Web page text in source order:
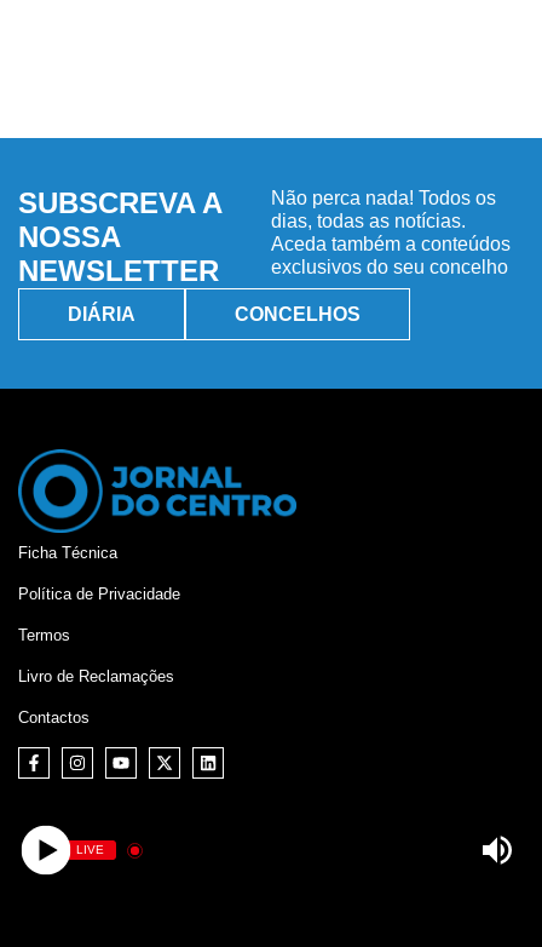
SUBSCREVA A
NOSSA
NEWSLETTER
Não perca nada! Todos os
dias, todas as notícias.
Aceda também a conteúdos
exclusivos do seu concelho
DIÁRIA CONCELHOS
Ficha Técnica
Política de Privacidade
Termos
Livro de Reclamações
Contactos
©Jornal do Centro,
LIVE